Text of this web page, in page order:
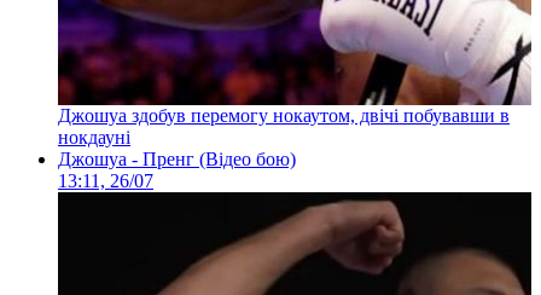
Джошуа здобув перемогу нокаутом, двічі побувавши в
нокдауні
Джошуа - Пренг (Відео бою)
13:11, 26/07